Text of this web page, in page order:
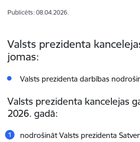
Publicēts: 08.04.2026.
Valsts prezidenta
jomas:
Valsts prezidenta darbības
Valsts prezidenta kancelejas
2026. gadā:
nodrošināt Valsts prezidenta